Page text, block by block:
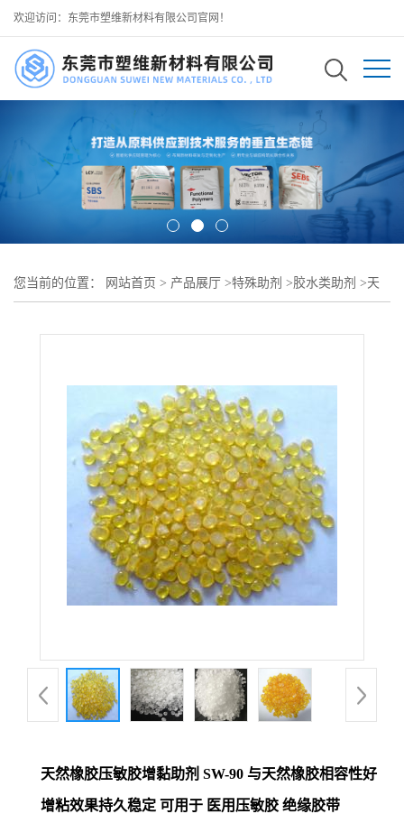
欢迎访问：东莞市塑维新材料有限公司官网！
您当前的位置： 网站首页 > 产品展厅 >特殊助剂 >胶水类助剂 >天
天然橡胶压敏胶增黏助剂 SW-90 与天然橡胶相容性好
增粘效果持久稳定 可用于 医用压敏胶 绝缘胶带